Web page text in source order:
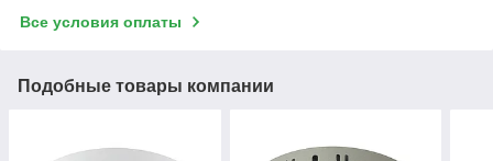
Все условия оплаты
Подобные товары компании